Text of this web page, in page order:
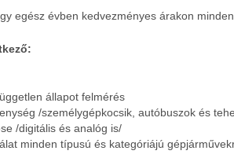
egész évben kedvezményes árakon
állapot felmérés
/személygépkocsik, autóbuszok és
/digitális és analóg is/
minden típusú és kategóriájú